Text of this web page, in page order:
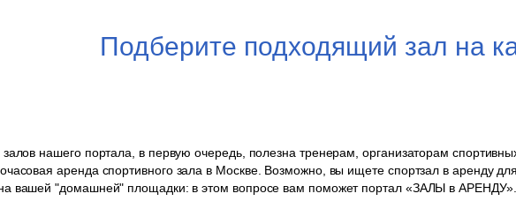
Подберите подходящий зал на
залов нашего портала, в первую очередь, полезна тренерам, организаторам
аренда спортивного зала в Москве. Возможно, вы ищете спортзал в аренду
вашей "домашней" площадки: в этом вопросе вам поможет портал «ЗАЛЫ в АРЕНДУ».